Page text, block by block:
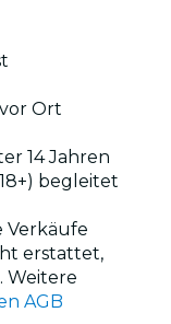
Ort
14 Jahren
begleitet
Verkäufe
erstattet,
Weitere
AGB